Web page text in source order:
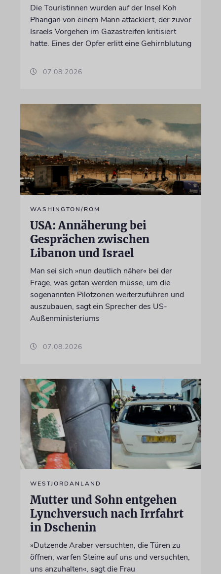
Die Touristinnen wurden auf der Insel Koh
Phangan von einem Mann attackiert, der zuvor
Israels Vorgehen im Gazastreifen kritisiert
hatte. Eines der Opfer erlitt eine Gehirnblutung
07.08.2026
WASHINGTON/ROM
USA: Annäherung bei
Gesprächen zwischen
Libanon und Israel
Man sei sich »nun deutlich näher« bei der
Frage, was getan werden müsse, um die
sogenannten Pilotzonen weiterzuführen und
auszubauen, sagt ein Sprecher des US-
Außenministeriums
07.08.2026
WESTJORDANLAND
Mutter und Sohn entgehen
Lynchversuch nach Irrfahrt
in Dschenin
»Dutzende Araber versuchten, die Türen zu
öffnen, warfen Steine auf uns und versuchten,
uns anzuhalten«, sagt die Frau